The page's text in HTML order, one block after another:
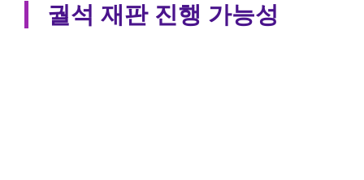
궐석 재판 진행 가능성